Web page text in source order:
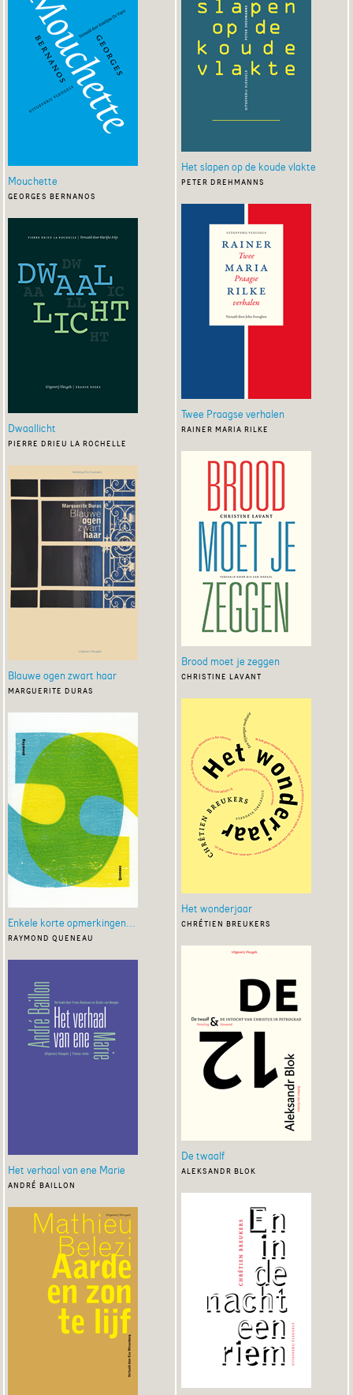
Mouchette
georges bernanos
Dwaallicht
pierre drieu la rochelle
Blauwe ogen zwart haar
marguerite duras
Enkele korte opmerkingen...
raymond queneau
Het verhaal van ene Marie
andré baillon
Het slapen op de koude vlakte
peter drehmanns
Twee Praagse verhalen
rainer maria rilke
Brood moet je zeggen
christine lavant
Het wonderjaar
chrétien breukers
De twaalf
aleksandr blok